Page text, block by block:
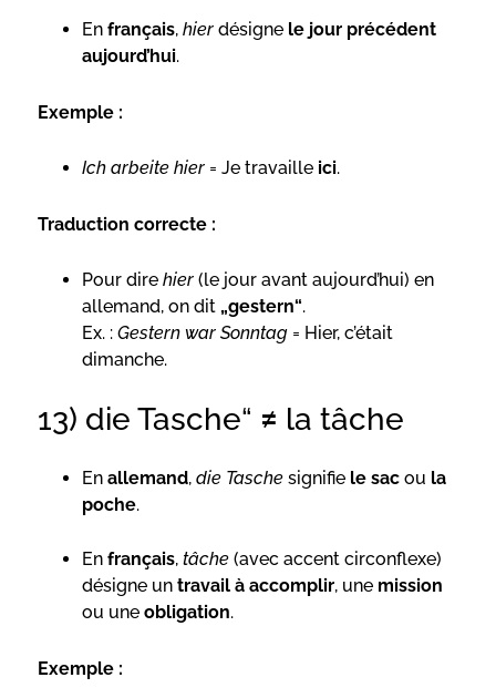
En français, hier désigne le jour précédent
aujourd’hui.
Exemple :
Ich arbeite hier = Je travaille ici.
Traduction correcte :
Pour dire hier (le jour avant aujourd’hui) en
allemand, on dit „gestern“.
Ex. : Gestern war Sonntag = Hier, c’était
dimanche.
13) die Tasche“ ≠ la tâche
En allemand, die Tasche signifie le sac ou la
poche.
En français, tâche (avec accent circonflexe)
désigne un travail à accomplir, une mission
ou une obligation.
Exemple :